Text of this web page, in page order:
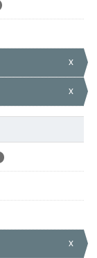
x
x
x